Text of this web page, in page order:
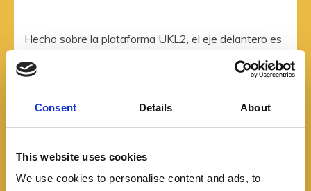
Consent Details About
This website uses cookies
We use cookies to personalise content and ads, to
Hecho sobre la plataforma UKL2, el eje delantero es
de tipo McPherson y el trasero es multibrazo. Viene
con suspensión adaptativa M, dirección
Continental EcoContact 6Q con medida 245/45 R19
y rines bitono.